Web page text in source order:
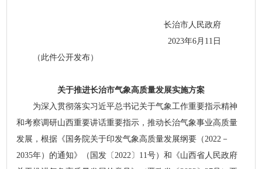
长治市人民政府
2023年6月11日
（此件公开发布）
关于推进长治市气象高质量发展实施方案
为深入贯彻落实习近平总书记关于气象工作重要指示精神
和考察调研山西重要讲话重要指示，推动长治气象事业高质量
发展，根据《国务院关于印发气象高质量发展纲要（2022－
2035年）的通知》（国发〔2022〕11号）和《山西省人民政府